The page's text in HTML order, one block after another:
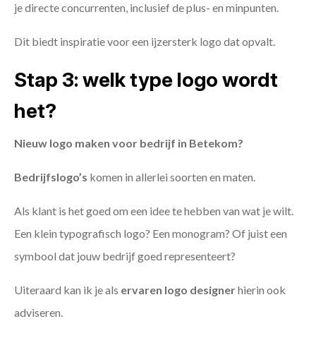
je directe concurrenten, inclusief de plus- en minpunten.
Dit biedt inspiratie voor een ijzersterk logo dat opvalt.
Stap 3: welk type logo wordt
het?
Nieuw logo maken voor bedrijf in Betekom?
Bedrijfslogo’s komen in allerlei soorten en maten.
Als klant is het goed om een idee te hebben van wat je wilt.
Een klein typografisch logo? Een monogram? Of juist een
symbool dat jouw bedrijf goed representeert?
Uiteraard kan ik je als ervaren logo designerhierin ook
adviseren.